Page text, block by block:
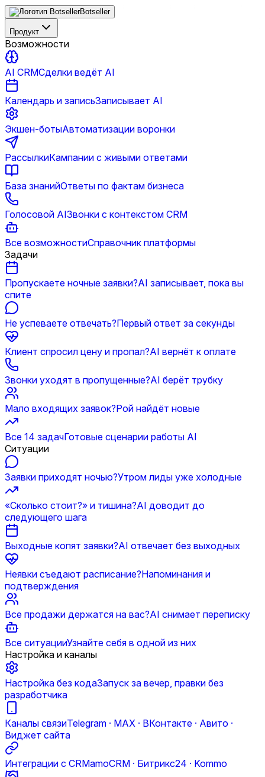
Botseller
Продукт
Возможности
AI CRMСделки ведёт AI
Календарь и записьЗаписывает AI
Экшен-ботыАвтоматизации воронки
РассылкиКампании с живыми ответами
База знанийОтветы по фактам бизнеса
Голосовой AIЗвонки с контекстом CRM
Все возможностиСправочник платформы
Задачи
Пропускаете ночные заявки?AI записывает, пока вы
спите
Не успеваете отвечать?Первый ответ за секунды
Клиент спросил цену и пропал?AI вернёт к оплате
Звонки уходят в пропущенные?AI берёт трубку
Мало входящих заявок?Рой найдёт новые
Все 14 задачГотовые сценарии работы AI
Ситуации
Заявки приходят ночью?Утром лиды уже холодные
«Сколько стоит?» и тишина?AI доводит до
следующего шага
Выходные копят заявки?AI отвечает без выходных
Неявки съедают расписание?Напоминания и
подтверждения
Все продажи держатся на вас?AI снимает переписку
Все ситуацииУзнайте себя в одной из них
Настройка и каналы
Настройка без кодаЗапуск за вечер, правки без
разработчика
Каналы связиTelegram · MAX · ВКонтакте · Авито ·
Виджет сайта
Интеграции с CRMamoCRM · Битрикс24 · Kommo